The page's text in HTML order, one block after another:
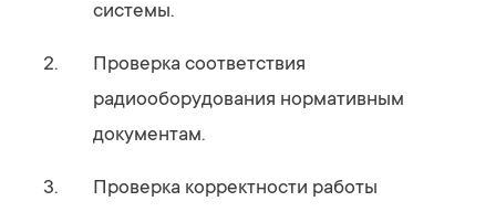
системы.
Проверка соответствия
радиооборудования нормативным
документам.
Проверка корректности работы